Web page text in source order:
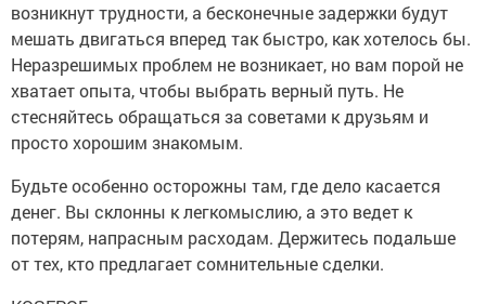
возникнут трудности, а бесконечные задержки будут
мешать двигаться вперед так быстро, как хотелось бы.
Неразрешимых проблем не возникает, но вам порой не
хватает опыта, чтобы выбрать верный путь. Не
стесняйтесь обращаться за советами к друзьям и
просто хорошим знакомым.
Будьте особенно осторожны там, где дело касается
денег. Вы склонны к легкомыслию, а это ведет к
потерям, напрасным расходам. Держитесь подальше
от тех, кто предлагает сомнительные сделки.